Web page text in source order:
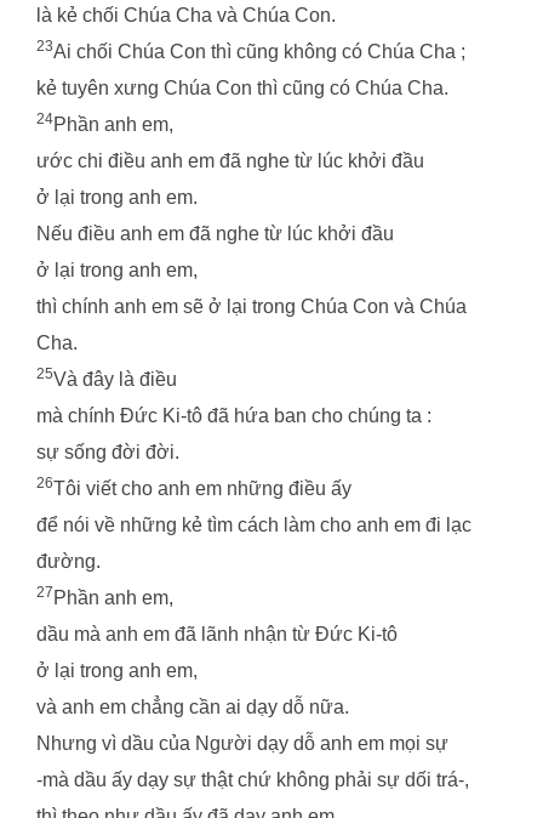
là kẻ chối Chúa Cha và Chúa Con.
23Ai chối Chúa Con thì cũng không có Chúa Cha ;
kẻ tuyên xưng Chúa Con thì cũng có Chúa Cha.
24Phần anh em,
ước chi điều anh em đã nghe từ lúc khởi đầu
ở lại trong anh em.
Nếu điều anh em đã nghe từ lúc khởi đầu
ở lại trong anh em,
thì chính anh em sẽ ở lại trong Chúa Con và Chúa
Cha.
25Và đây là điều
mà chính Đức Ki-tô đã hứa ban cho chúng ta :
sự sống đời đời.
26Tôi viết cho anh em những điều ấy
để nói về những kẻ tìm cách làm cho anh em đi lạc
đường.
27 Phần anh em,
dầu mà anh em đã lãnh nhận từ Đức Ki-tô
ở lại trong anh em,
và anh em chẳng cần ai dạy dỗ nữa.
Nhưng vì dầu của Người dạy dỗ anh em mọi sự
-mà dầu ấy dạy sự thật chứ không phải sự dối trá-,